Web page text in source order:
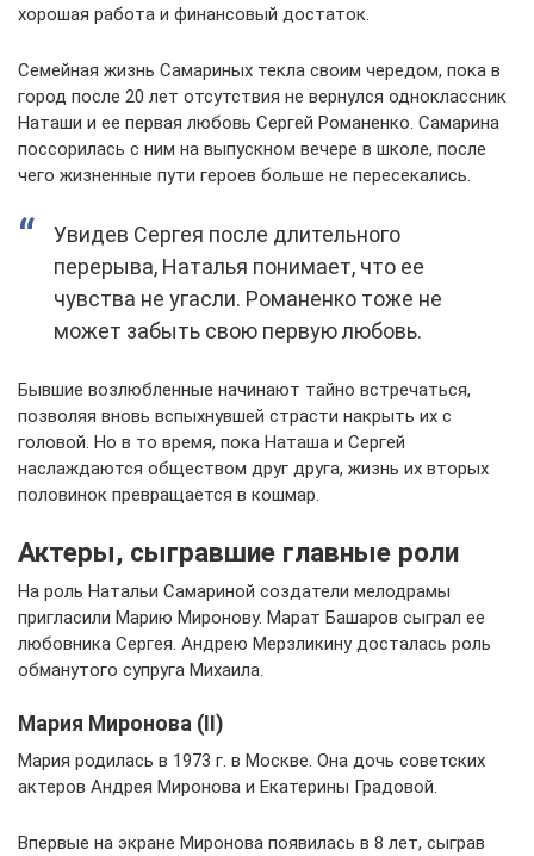
хорошая работа и финансовый достаток.
Семейная жизнь Самариных текла своим чередом, пока в
город после 20 лет отсутствия не вернулся одноклассник
Наташи и ее первая любовь Сергей Романенко. Самарина
поссорилась с ним на выпускном вечере в школе, после
чего жизненные пути героев больше не пересекались.
Увидев Сергея после длительного
перерыва, Наталья понимает, что ее
чувства не угасли. Романенко тоже не
может забыть свою первую любовь.
Бывшие возлюбленные начинают тайно встречаться,
позволяя вновь вспыхнувшей страсти накрыть их с
головой. Но в то время, пока Наташа и Сергей
наслаждаются обществом друг друга, жизнь их вторых
половинок превращается в кошмар.
Актеры, сыгравшие главные роли
На роль Натальи Самариной создатели мелодрамы
пригласили Марию Миронову. Марат Башаров сыграл ее
любовника Сергея. Андрею Мерзликину досталась роль
обманутого супруга Михаила.
Мария Миронова (II)
Мария родилась в 1973 г. в Москве. Она дочь советских
актеров Андрея Миронова и Екатерины Градовой.
Впервые на экране Миронова появилась в 8 лет, сыграв